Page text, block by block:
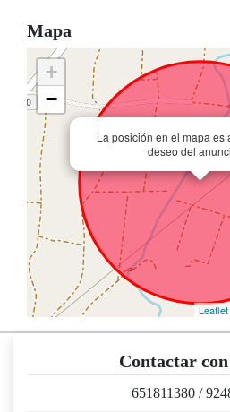
Mapa
La posición en el mapa es
deseo del
+
−
Leaflet
Contactar
651811380 /